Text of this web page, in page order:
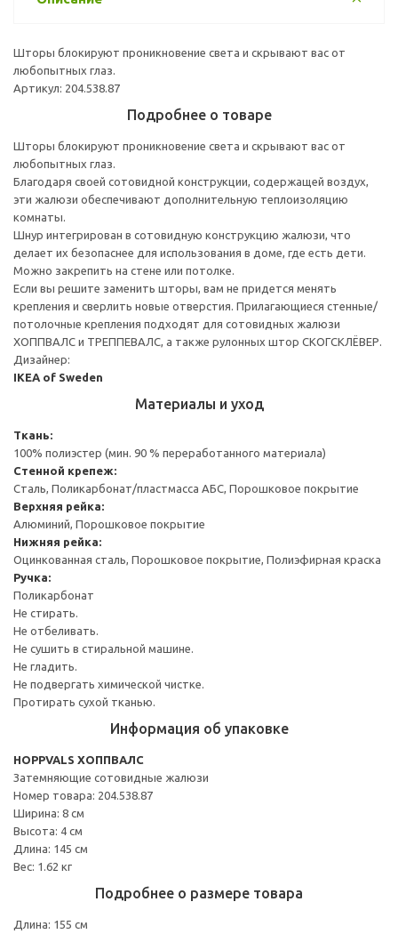
Шторы блокируют проникновение света и скрывают вас от
любопытных глаз.
Артикул: 204.538.87
Подробнее о товаре
Шторы блокируют проникновение света и скрывают вас от
любопытных глаз.
Благодаря своей сотовидной конструкции, содержащей воздух,
эти жалюзи обеспечивают дополнительную теплоизоляцию
комнаты.
Шнур интегрирован в сотовидную конструкцию жалюзи, что
делает их безопаснее для использования в доме, где есть дети.
Можно закрепить на стене или потолке.
Если вы решите заменить шторы, вам не придется менять
крепления и сверлить новые отверстия. Прилагающиеся стенные/
потолочные крепления подходят для сотовидных жалюзи
ХОППВАЛС и ТРЕППЕВАЛС, а также рулонных штор СКОГСКЛЁВЕР.
Дизайнер:
IKEA of Sweden
Материалы и уход
Ткань:
100% полиэстер (мин. 90 % переработанного материала)
Стенной крепеж:
Сталь, Поликарбонат/пластмасса АБС, Порошковое покрытие
Верхняя рейка:
Алюминий, Порошковое покрытие
Нижняя рейка:
Оцинкованная сталь, Порошковое покрытие, Полиэфирная краска
Ручка:
Поликарбонат
Не стирать.
Не отбеливать.
Не сушить в стиральной машине.
Не гладить.
Не подвергать химической чистке.
Протирать сухой тканью.
Информация об упаковке
HOPPVALS ХОППВАЛС
Затемняющие сотовидные жалюзи
Номер товара: 204.538.87
Ширина: 8 см
Высота: 4 см
Длина: 145 см
Вес: 1.62 кг
Подробнее о размере товара
Длина: 155 см